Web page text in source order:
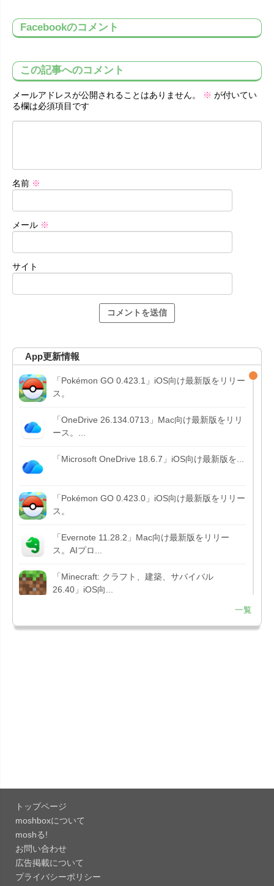
Facebookのコメント
この記事へのコメント
メールアドレスが公開されることはありません。 ※ が付いてい
る欄は必須項目です
名前 ※
メール ※
サイト
App更新情報
「Pokémon GO 0.423.1」iOS向け最新版をリリー
ス。
「OneDrive 26.134.0713」Mac向け最新版をリリ
ース。...
「Microsoft OneDrive 18.6.7」iOS向け最新版を...
「Pokémon GO 0.423.0」iOS向け最新版をリリー
ス。
「Evernote 11.28.2」Mac向け最新版をリリー
ス。AIプロ...
「Minecraft: クラフト、建築、サバイバル
26.40」iOS向...
151.0.7922....
「Google 翻訳 10.31.311」iOS向け最新版をリリ
ース。
「Microsoft Excel 2.112.3」iOS向け最新版をリ
リ...
一覧
トップページ
moshboxについて
moshる!
お問い合わせ
広告掲載について
プライバシーポリシー